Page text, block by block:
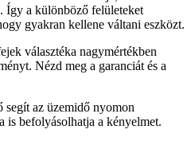
Így a különböző felületeket
gyakran kellene váltani eszközt.
választéka nagymértékben
Nézd meg a garanciát és a
az üzemidő nyomon
is befolyásolhatja a kényelmet.